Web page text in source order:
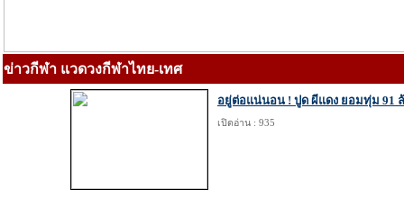
ข่าวกีฬา แวดวงกีฬาไทย-เทศ
อยู่ต่อแน่นอน ! ปูด ผีแดง ยอมทุ่ม 91 ล้
เปิดอ่าน : 935